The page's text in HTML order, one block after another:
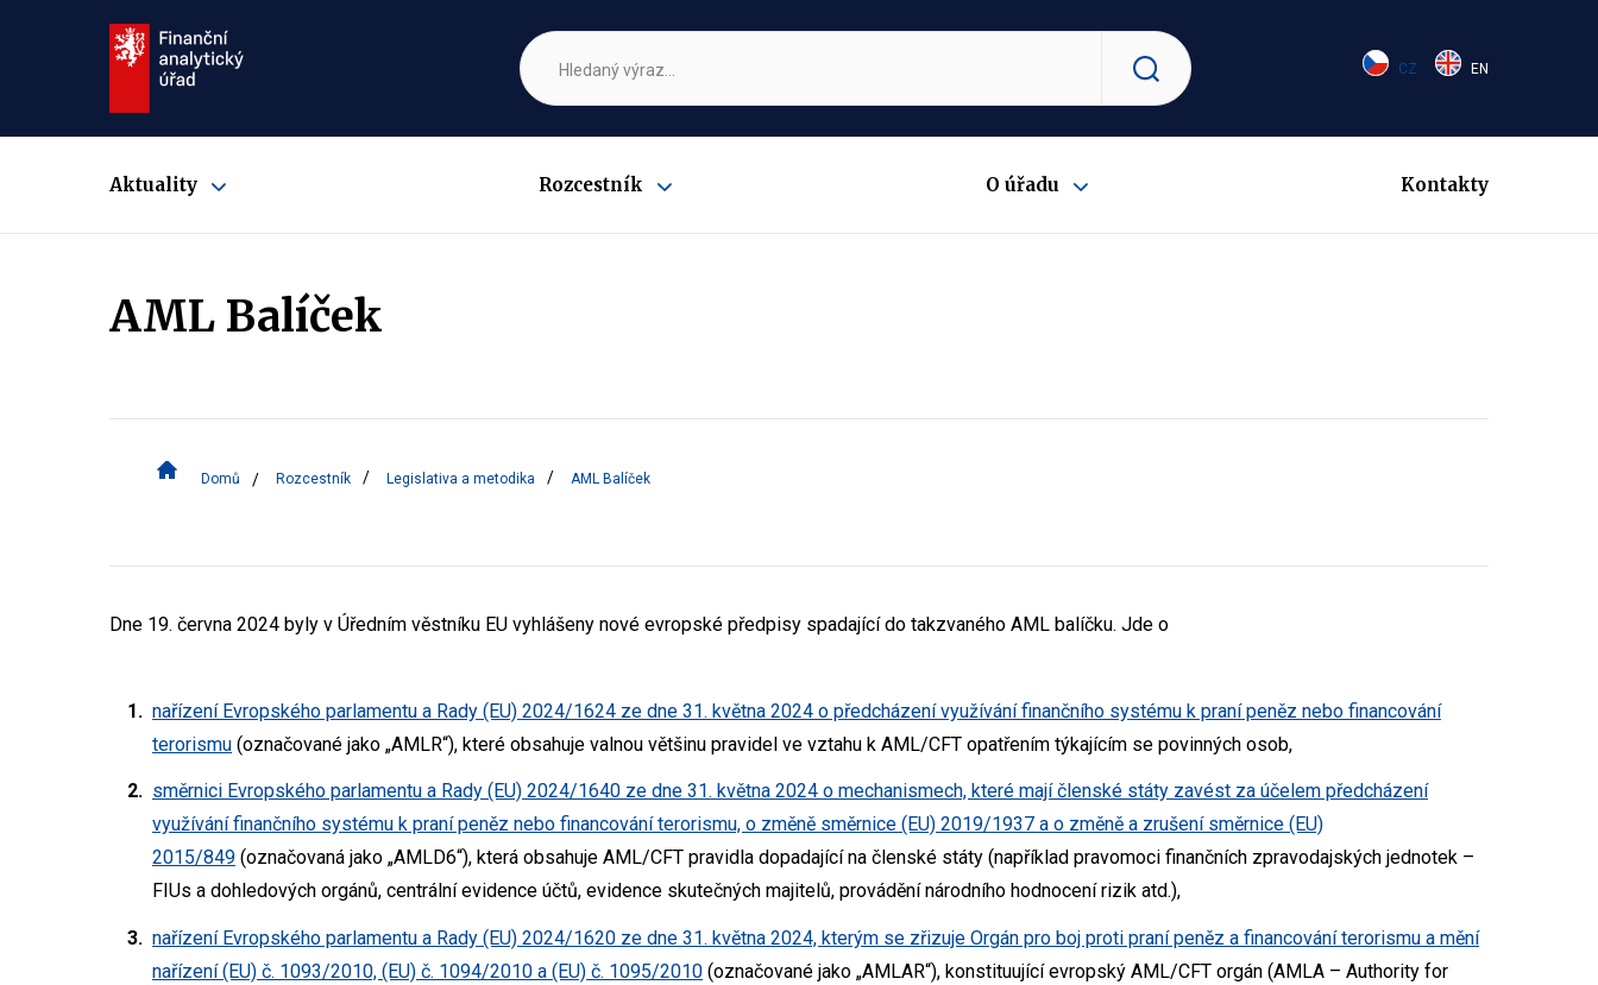
CZ EN
Aktuality Rozcestník O úřadu Kontakty
AML Balíček
Domů Rozcestník Legislativa a metodika AML Balíček
Dne 19. června 2024 byly v Úředním věstníku EU vyhlášeny nové evropské předpisy spadající do takzvaného AML balíčku. Jde o
nařízení Evropského parlamentu a Rady (EU) 2024/1624 ze dne 31. května 2024 o předcházení využívání finančního systému k praní peněz nebo financování
terorismu (označované jako „AMLR“), které obsahuje valnou většinu pravidel ve vztahu k AML/CFT opatřením týkajícím se povinných osob,
směrnici Evropského parlamentu a Rady (EU) 2024/1640 ze dne 31. května 2024 o mechanismech, které mají členské státy zavést za účelem předcházení
využívání finančního systému k praní peněz nebo financování terorismu, o změně směrnice (EU) 2019/1937 a o změně a zrušení směrnice (EU)
2015/849 (označovaná jako „AMLD6“), která obsahuje AML/CFT pravidla dopadající na členské státy (například pravomoci finančních zpravodajských jednotek –
FIUs a dohledových orgánů, centrální evidence účtů, evidence skutečných majitelů, provádění národního hodnocení rizik atd.),
nařízení Evropského parlamentu a Rady (EU) 2024/1620 ze dne 31. května 2024, kterým se zřizuje Orgán pro boj proti praní peněz a financování terorismu a mění
nařízení (EU) č. 1093/2010, (EU) č. 1094/2010 a (EU) č. 1095/2010 (označované jako „AMLAR“), konstituující evropský AML/CFT orgán (AMLA – Authority for